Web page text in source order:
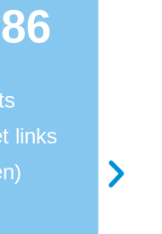
links